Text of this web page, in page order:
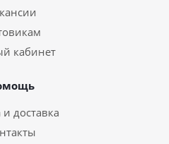
кабинет
доставка